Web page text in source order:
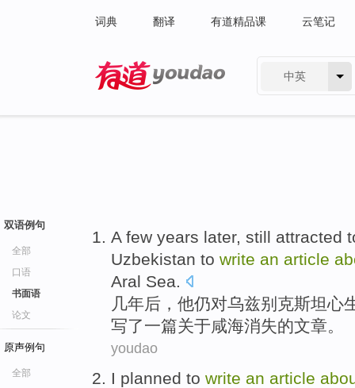
词典 翻译 有道精品课 云笔记
中英
双语例句
全部
口语
书面语
论文
原声例句
全部
Afew years later, still attracted
Uzbekistan to write an article
Aral Sea.
几年后，他仍对乌兹别克斯坦心
写了一篇关于咸海消失的文章。
youdao
I planned to write an article